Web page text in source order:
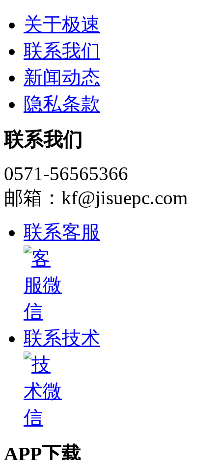
关于极速
联系我们
新闻动态
隐私条款
联系我们
0571-56565366
邮箱：kf@jisuepc.com
联系客服
联系技术
APP下载